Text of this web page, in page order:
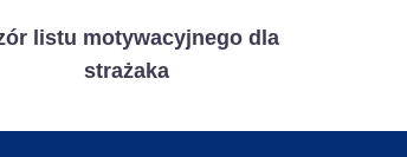
listu motywacyjnego dla
strażaka